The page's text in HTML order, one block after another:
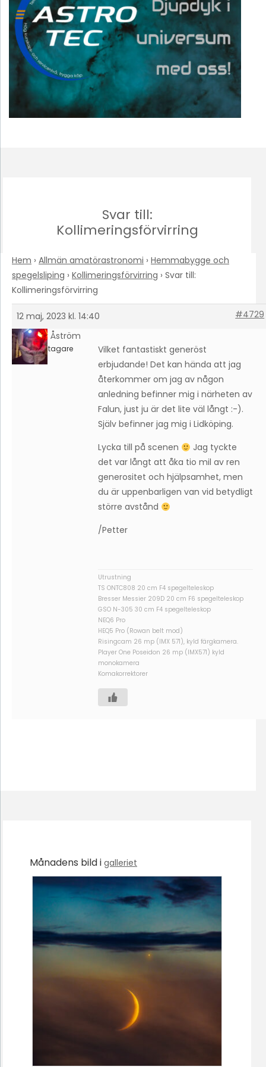
Svar till:
Kollimeringsförvirring
Hem › Allmän amatörastronomi › Hemmabygge och
spegelsliping › Kollimeringsförvirring › Svar till:
Kollimeringsförvirring
12 maj, 2023 kl. 14:40
#4729
Petter Åström
Deltagare
Vilket fantastiskt generöst
erbjudande! Det kan hända att jag
återkommer om jag av någon
anledning befinner mig i närheten av
Falun, just ju är det lite väl långt :-).
Själv befinner jag mig i Lidköping.
Lycka till på scenen
Jag tyckte
det var långt att åka tio mil av ren
generositet och hjälpsamhet, men
du är uppenbarligen van vid betydligt
större avstånd
/Petter
Utrustning
TS ONTC808 20 cm F4 spegelteleskop
Bresser Messier 209D 20 cm F6 spegelteleskop
GSO N-305 30 cm F4 spegelteleskop
NEQ6 Pro
HEQ5 Pro (Rowan belt mod)
Risingcam 26 mp (IMX 571), kyld färgkamera.
Player One Poseidon 26 mp (IMX571) kyld
monokamera
Komakorrektorer
Månadens bild i galleriet